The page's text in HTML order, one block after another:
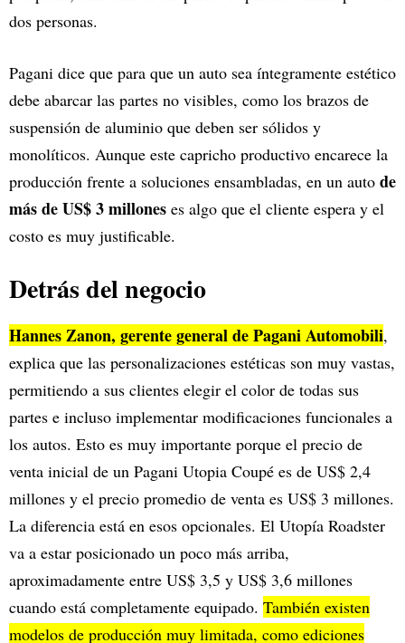
dos personas.
Pagani dice que para que un auto sea íntegramente estético
debe abarcar las partes no visibles, como los brazos de
suspensión de aluminio que deben ser sólidos y
monolíticos. Aunque este capricho productivo encarece la
producción frente a soluciones ensambladas, en un auto de
más de US$ 3 millones es algo que el cliente espera y el
costo es muy justificable.
Detrás del negocio
Hannes Zanon, gerente general de Pagani Automobili,
explica que las personalizaciones estéticas son muy vastas,
permitiendo a sus clientes elegir el color de todas sus
partes e incluso implementar modificaciones funcionales a
los autos. Esto es muy importante porque el precio de
venta inicial de un Pagani Utopia Coupé es de US$ 2,4
millones y el precio promedio de venta es US$ 3 millones.
La diferencia está en esos opcionales. El Utopía Roadster
va a estar posicionado un poco más arriba,
aproximadamente entre US$ 3,5 y US$ 3,6 millones
cuando está completamente equipado. También existen
modelos de producción muy limitada, como ediciones